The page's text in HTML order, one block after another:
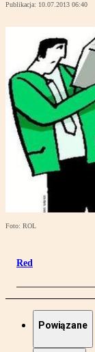
Publikacja: 10.07.2013 06:40
Foto: ROL
Red
Powiązane